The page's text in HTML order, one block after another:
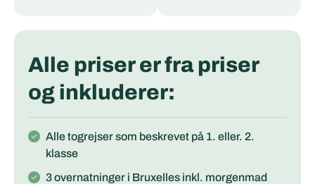
Alle priser er fra priser
og inkluderer:
Alle togrejser som beskrevet på 1. eller. 2.
klasse
3 overnatninger i Bruxelles inkl. morgenmad